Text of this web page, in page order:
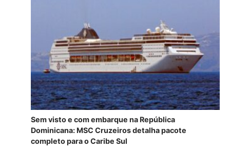
Sem visto e com embarque na República
Dominicana: MSC Cruzeiros detalha pacote
completo para o Caribe Sul